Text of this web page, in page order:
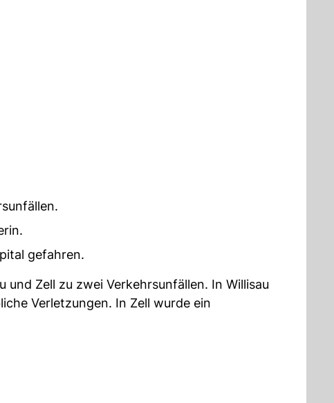
gefahren.
und Zell zu zwei Verkehrsunfällen. In Willisau
Verletzungen. In Zell wurde ein